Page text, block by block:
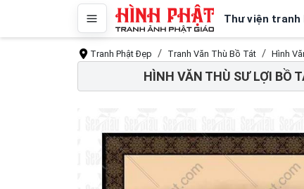
Thư viện tranh
Tranh Phật Đẹp Tranh Văn Thù Bồ Tát Hình
HÌNH VĂN THÙ SƯ LỢI BỒ